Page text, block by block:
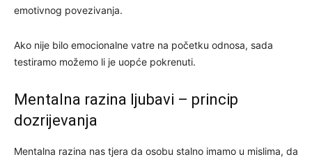
emotivnog povezivanja.
Ako nije bilo emocionalne vatre na početku odnosa, sada
testiramo možemo li je uopće pokrenuti.
Mentalna razina ljubavi – princip
dozrijevanja
Mentalna razina nas tjera da osobu stalno imamo u mislima, da